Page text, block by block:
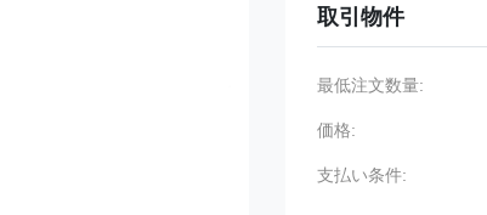
取引物件
最低注文数量:
価格:
支払い条件: